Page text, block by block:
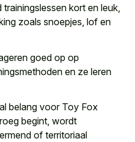
kort en leuk,
zoals snoepjes, lof en
goed op op
en ze leren
belang voor Toy Fox
begint, wordt
of territoriaal